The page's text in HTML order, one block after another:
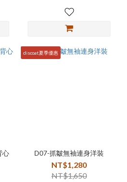
心
discoat夏季優惠
D07-抓皺無袖連身洋裝
NT$1,280
NT$1,650